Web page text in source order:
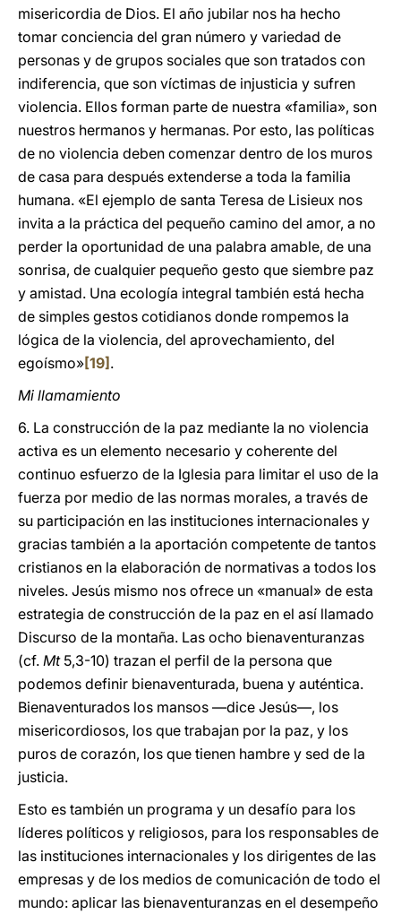
misericordia de Dios. El año jubilar nos ha hecho
tomar conciencia del gran número y variedad de
personas y de grupos sociales que son tratados con
indiferencia, que son víctimas de injusticia y sufren
violencia. Ellos forman parte de nuestra «familia», son
nuestros hermanos y hermanas. Por esto, las políticas
de no violencia deben comenzar dentro de los muros
de casa para después extenderse a toda la familia
humana. «El ejemplo de santa Teresa de Lisieux nos
invita a la práctica del pequeño camino del amor, a no
perder la oportunidad de una palabra amable, de una
sonrisa, de cualquier pequeño gesto que siembre paz
y amistad. Una ecología integral también está hecha
de simples gestos cotidianos donde rompemos la
lógica de la violencia, del aprovechamiento, del
egoísmo»[19] .
Mi llamamiento
6. La construcción de la paz mediante la no violencia
activa es un elemento necesario y coherente del
continuo esfuerzo de la Iglesia para limitar el uso de la
fuerza por medio de las normas morales, a través de
su participación en las instituciones internacionales y
gracias también a la aportación competente de tantos
cristianos en la elaboración de normativas a todos los
niveles. Jesús mismo nos ofrece un «manual» de esta
estrategia de construcción de la paz en el así llamado
Discurso de la montaña. Las ocho bienaventuranzas
(cf. Mt5,3-10) trazan el perfil de la persona que
podemos definir bienaventurada, buena y auténtica.
Bienaventurados los mansos —dice Jesús—, los
misericordiosos, los que trabajan por la paz, y los
puros de corazón, los que tienen hambre y sed de la
justicia.
Esto es también un programa y un desafío para los
líderes políticos y religiosos, para los responsables de
las instituciones internacionales y los dirigentes de las
empresas y de los medios de comunicación de todo el
mundo: aplicar las bienaventuranzas en el desempeño